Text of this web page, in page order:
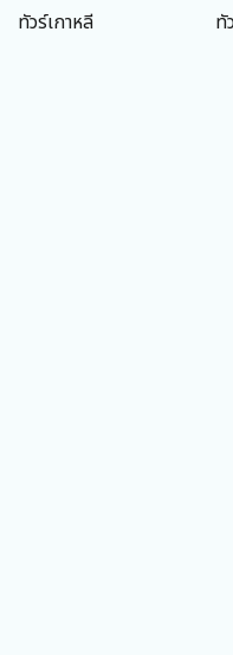
ทัวร์เกาหลี
ทั